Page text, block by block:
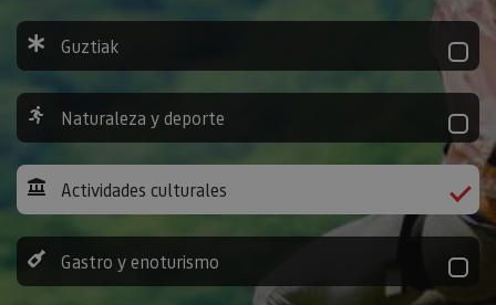
Guztiak
Naturaleza y deporte
Actividades culturales
Gastro y enoturismo